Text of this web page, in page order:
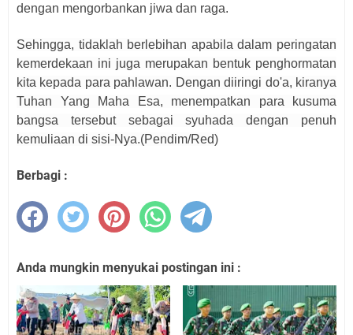
dengan mengorbankan jiwa dan raga.
Sehingga, tidaklah berlebihan apabiladalam peringatan
kemerdekaan ini juga merupakan bentuk penghormatan
kita kepada para pahlawan. Dengan diiringi do'a, kiranya
Tuhan Yang Maha Esa, menempatkan para kusuma
bangsa tersebut sebagai syuhada dengan penuh
kemuliaan di sisi-Nya.(Pendim/Red)
Berbagi :
Anda mungkin menyukai postingan ini :